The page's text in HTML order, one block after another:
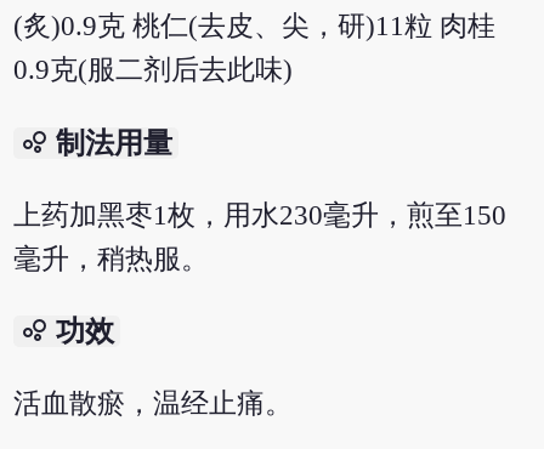
(炙)0.9克 桃仁(去皮、尖，研)11粒 肉桂
0.9克(服二剂后去此味)
bubble_chart 制法用量
上药加黑枣1枚，用水230毫升，煎至150
毫升，稍热服。
bubble_chart 功效
活血散瘀，温经止痛。